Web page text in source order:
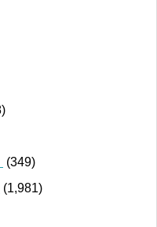
(349)
(1,981)